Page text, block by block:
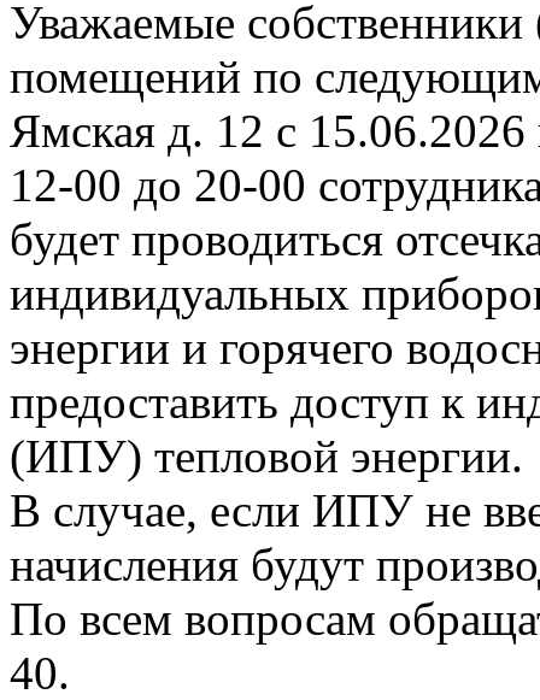
Уважаемые
помещений по
Ямская д. 12 с
12-00 до 20-00
будет проводиться
индивидуальных
энергии и горячего
предоставить доступ к
(ИПУ) тепловой энергии.
В случае, если ИПУ не
начисления будут
По всем вопросам
40.